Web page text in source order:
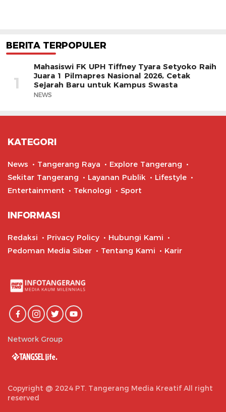
BERITA TERPOPULER
1
Mahasiswi FK UPH Tiffney Tyara Setyoko Raih
Juara 1 Pilmapres Nasional 2026, Cetak
Sejarah Baru untuk Kampus Swasta
NEWS
KATEGORI
News Tangerang Raya
Explore Tangerang
Sekitar Tangerang
Layanan Publik
Lifestyle
Entertainment
Teknologi Sport
INFORMASI
Redaksi Privacy Policy
Hubungi Kami
Pedoman Media Siber
Tentang Kami Karir
Network Group
Copyright @ 2024 PT. Tangerang Media Kreatif All right
reserved